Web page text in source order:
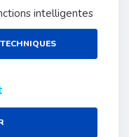
intelligentes